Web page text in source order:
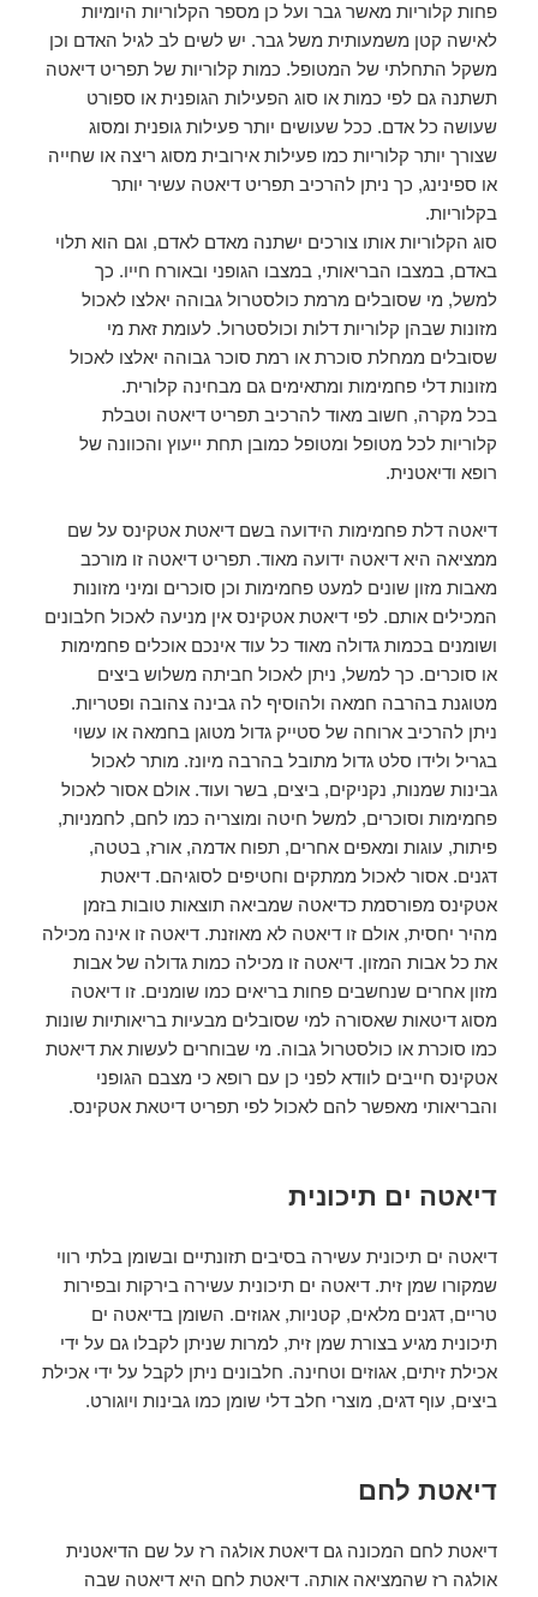
פחות קלוריות מאשר גבר ועל כן מספר הקלוריות היומיות
לאישה קטן משמעותית משל גבר. יש לשים לב לגיל האדם וכן
משקל התחלתי של המטופל. כמות קלוריות של תפריט דיאטה
תשתנה גם לפי כמות או סוג הפעילות הגופנית או ספורט
שעושה כל אדם. ככל שעושים יותר פעילות גופנית ומסוג
שצורך יותר קלוריות כמו פעילות אירובית מסוג ריצה או שחייה
או ספינינג, כך ניתן להרכיב תפריט דיאטה עשיר יותר
בקלוריות.
סוג הקלוריות אותו צורכים ישתנה מאדם לאדם, וגם הוא תלוי
באדם, במצבו הבריאותי, במצבו הגופני ובאורח חייו. כך
למשל, מי שסובלים מרמת כולסטרול גבוהה יאלצו לאכול
מזונות שבהן קלוריות דלות וכולסטרול. לעומת זאת מי
שסובלים ממחלת סוכרת או רמת סוכר גבוהה יאלצו לאכול
מזונות דלי פחמימות ומתאימים גם מבחינה קלורית.
בכל מקרה, חשוב מאוד להרכיב תפריט דיאטה וטבלת
קלוריות לכל מטופל ומטופל כמובן תחת ייעוץ והכוונה של
רופא ודיאטנית.
דיאטה דלת פחמימות הידועה בשם דיאטת אטקינס על שם
ממציאה היא דיאטה ידועה מאוד. תפריט דיאטה זו מורכב
מאבות מזון שונים למעט פחמימות וכן סוכרים ומיני מזונות
המכילים אותם. לפי דיאטת אטקינס אין מניעה לאכול חלבונים
ושומנים בכמות גדולה מאוד כל עוד אינכם אוכלים פחמימות
או סוכרים. כך למשל, ניתן לאכול חביתה משלוש ביצים
מטוגנת בהרבה חמאה ולהוסיף לה גבינה צהובה ופטריות.
ניתן להרכיב ארוחה של סטייק גדול מטוגן בחמאה או עשוי
בגריל ולידו סלט גדול מתובל בהרבה מיונז. מותר לאכול
גבינות שמנות, נקניקים, ביצים, בשר ועוד. אולם אסור לאכול
פחמימות וסוכרים, למשל חיטה ומוצריה כמו לחם, לחמניות,
פיתות, עוגות ומאפים אחרים, תפוח אדמה, אורז, בטטה,
דגנים. אסור לאכול ממתקים וחטיפים לסוגיהם. דיאטת
אטקינס מפורסמת כדיאטה שמביאה תוצאות טובות בזמן
מהיר יחסית, אולם זו דיאטה לא מאוזנת. דיאטה זו אינה מכילה
את כל אבות המזון. דיאטה זו מכילה כמות גדולה של אבות
מזון אחרים שנחשבים פחות בריאים כמו שומנים. זו דיאטה
מסוג דיטאות שאסורה למי שסובלים מבעיות בריאותיות שונות
כמו סוכרת או כולסטרול גבוה. מי שבוחרים לעשות את דיאטת
אטקינס חייבים לוודא לפני כן עם רופא כי מצבם הגופני
והבריאותי מאפשר להם לאכול לפי תפריט דיטאת אטקינס.
דיאטה ים תיכונית
דיאטה ים תיכונית עשירה בסיבים תזונתיים ובשומן בלתי רווי
שמקורו שמן זית. דיאטה ים תיכונית עשירה בירקות ובפירות
טריים, דגנים מלאים, קטניות, אגוזים. השומן בדיאטה ים
תיכונית מגיע בצורת שמן זית, למרות שניתן לקבלו גם על ידי
אכילת זיתים, אגוזים וטחינה. חלבונים ניתן לקבל על ידי אכילת
ביצים, עוף דגים, מוצרי חלב דלי שומן כמו גבינות ויוגורט.
דיאטת לחם
דיאטת לחם המכונה גם דיאטת אולגה רז על שם הדיאטנית
אולגה רז שהמציאה אותה. דיאטת לחם היא דיאטה שבה